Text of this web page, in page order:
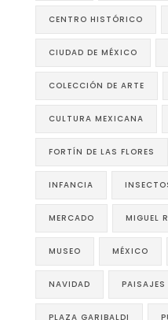
CENTRO HISTÓRICO
CIUDAD DE MÉXICO
COLECCIÓN DE ARTE
CULTURA MEXICANA
FORTÍN DE LAS FLORES
INFANCIA
MERCADO MIGUEL
MUSEO MÉXICO
NAVIDAD PAISAJES
PLAZA GARIBALDI